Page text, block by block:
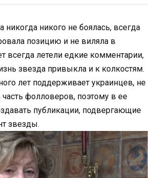
никого не боялась, всегда
позицию и не виляла в
всегда летели едкие комментарии,
звезда привыкла и к колкостям.
лет поддерживает украинцев, не
часть фолловеров, поэтому в ее
публикации, подвергающие
звезды.